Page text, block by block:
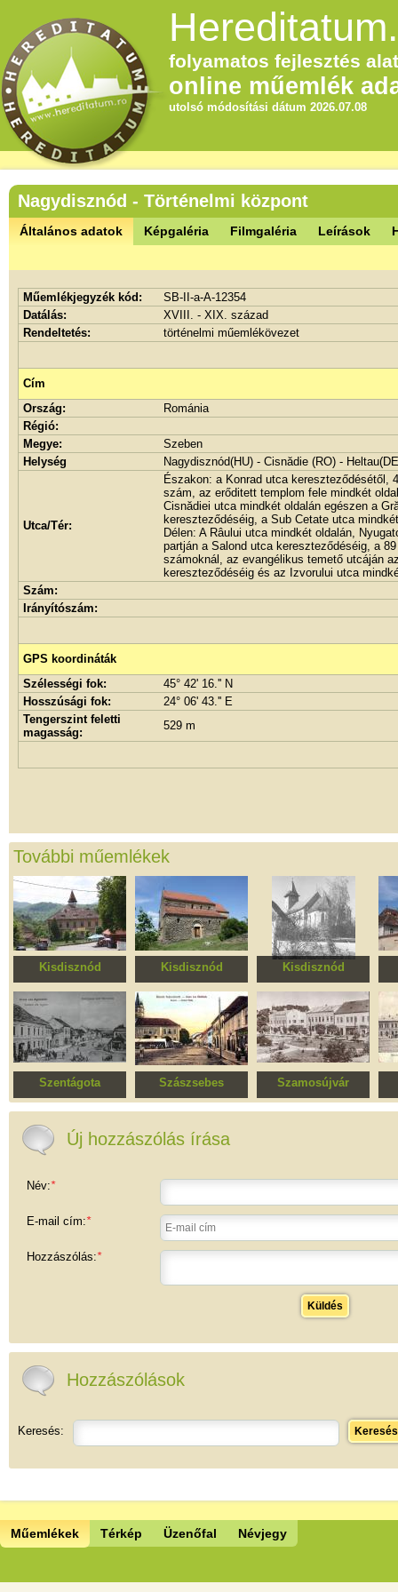
folyamatos fejlesztés
online műemlék
utolsó módosítási dátum 2026.07.08
Nagydisznód - Történelmi központ
Általános adatok Képgaléria Filmgaléria Leírások
Műemlékjegyzék kód:
SB-II-a-A-12354
Datálás:
XVIII. - XIX. század
Rendeltetés:
történelmi műemlékövezet
Cím
Ország:
Románia
Régió:
Megye:
Szeben
Helység
Nagydisznód(HU) - Cisnădie (RO) -
Utca/Tér:
Északon: a Konrad utca kereszteződésétől,
szám, az erőditett templom fele mindkét
Cisnădiei utca mindkét oldalán egészen a
kereszteződéséig, a Sub Cetate utca
Délen: A Râului utca mindkét oldalán,
partján a Salond utca kereszteződéséig, a
számoknál, az evangélikus temető utcáján
kereszteződéséig és az Izvorului utca
Szám:
Irányítószám:
GPS koordináták
Szélességi fok:
45° 42' 16.'' N
Hosszúsági fok:
24° 06' 43.'' E
Tengerszint feletti
magasság:
529 m
További műemlékek
Kisdisznód
Történelmi központ
Kisdisznód
Szent Mihály
evangélikus
templomegyüttes
Kisdisznód
Evangélikus templom
Szentágota
Történelmi központ
Szászsebes
Történelmi
Szamosújvár
Szamosújvár
Új hozzászólás írása
Név:*
E-mail cím:*
Hozzászólás:*
Küldés
Hozzászólások
Keresés: Keresés
Műemlékek Térkép Üzenőfal Névjegy